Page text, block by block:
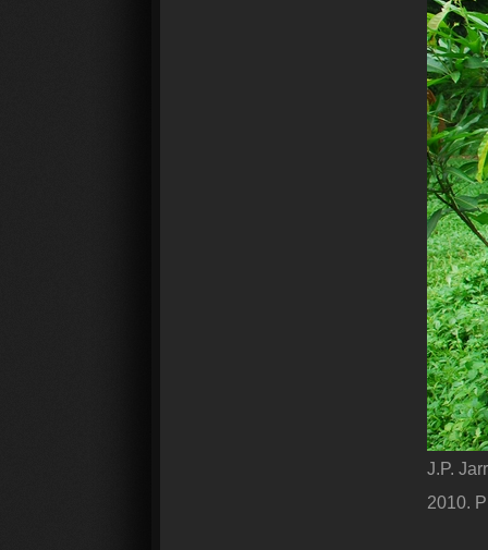
J.P.
2010.